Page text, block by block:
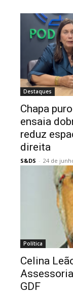
Destaques
Chapa
ensaia
reduz
direita
S&DS - 24 de
Política
Celina
GDF